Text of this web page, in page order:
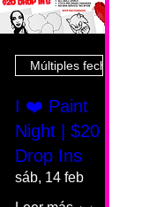
Múltiples fechas
I ❤️ Paint
Night | $20
Drop Ins
sáb, 14 feb